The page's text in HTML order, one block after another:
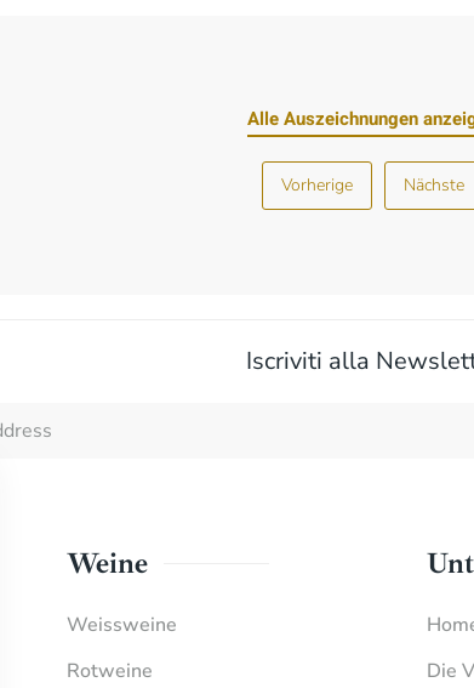
Alle Auszeichnungen
Vorherige Nächste
Iscriviti alla
Weine
Weissweine
Rotweine
Die